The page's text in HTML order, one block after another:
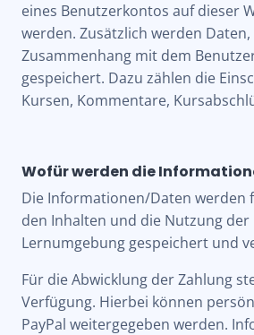
eines Benutzerkontos auf dieser
werden. Zusätzlich werden Daten,
Zusammenhang mit dem
gespeichert. Dazu zählen die
Kursen, Kommentare,
Wofür werden die
Die Informationen/Daten werden
den Inhalten und die Nutzung der
Lernumgebung gespeichert und
Für dieAbwicklung der Zahlung
Verfügung. Hierbei können
PayPal weitergegeben werden.